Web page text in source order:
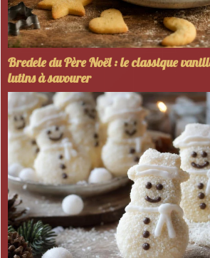
Bredele du Père Noël : le classique
lutins à savourer